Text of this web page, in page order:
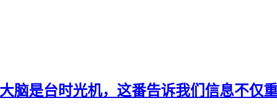
脑是台时光机，这番告诉我们信息不仅